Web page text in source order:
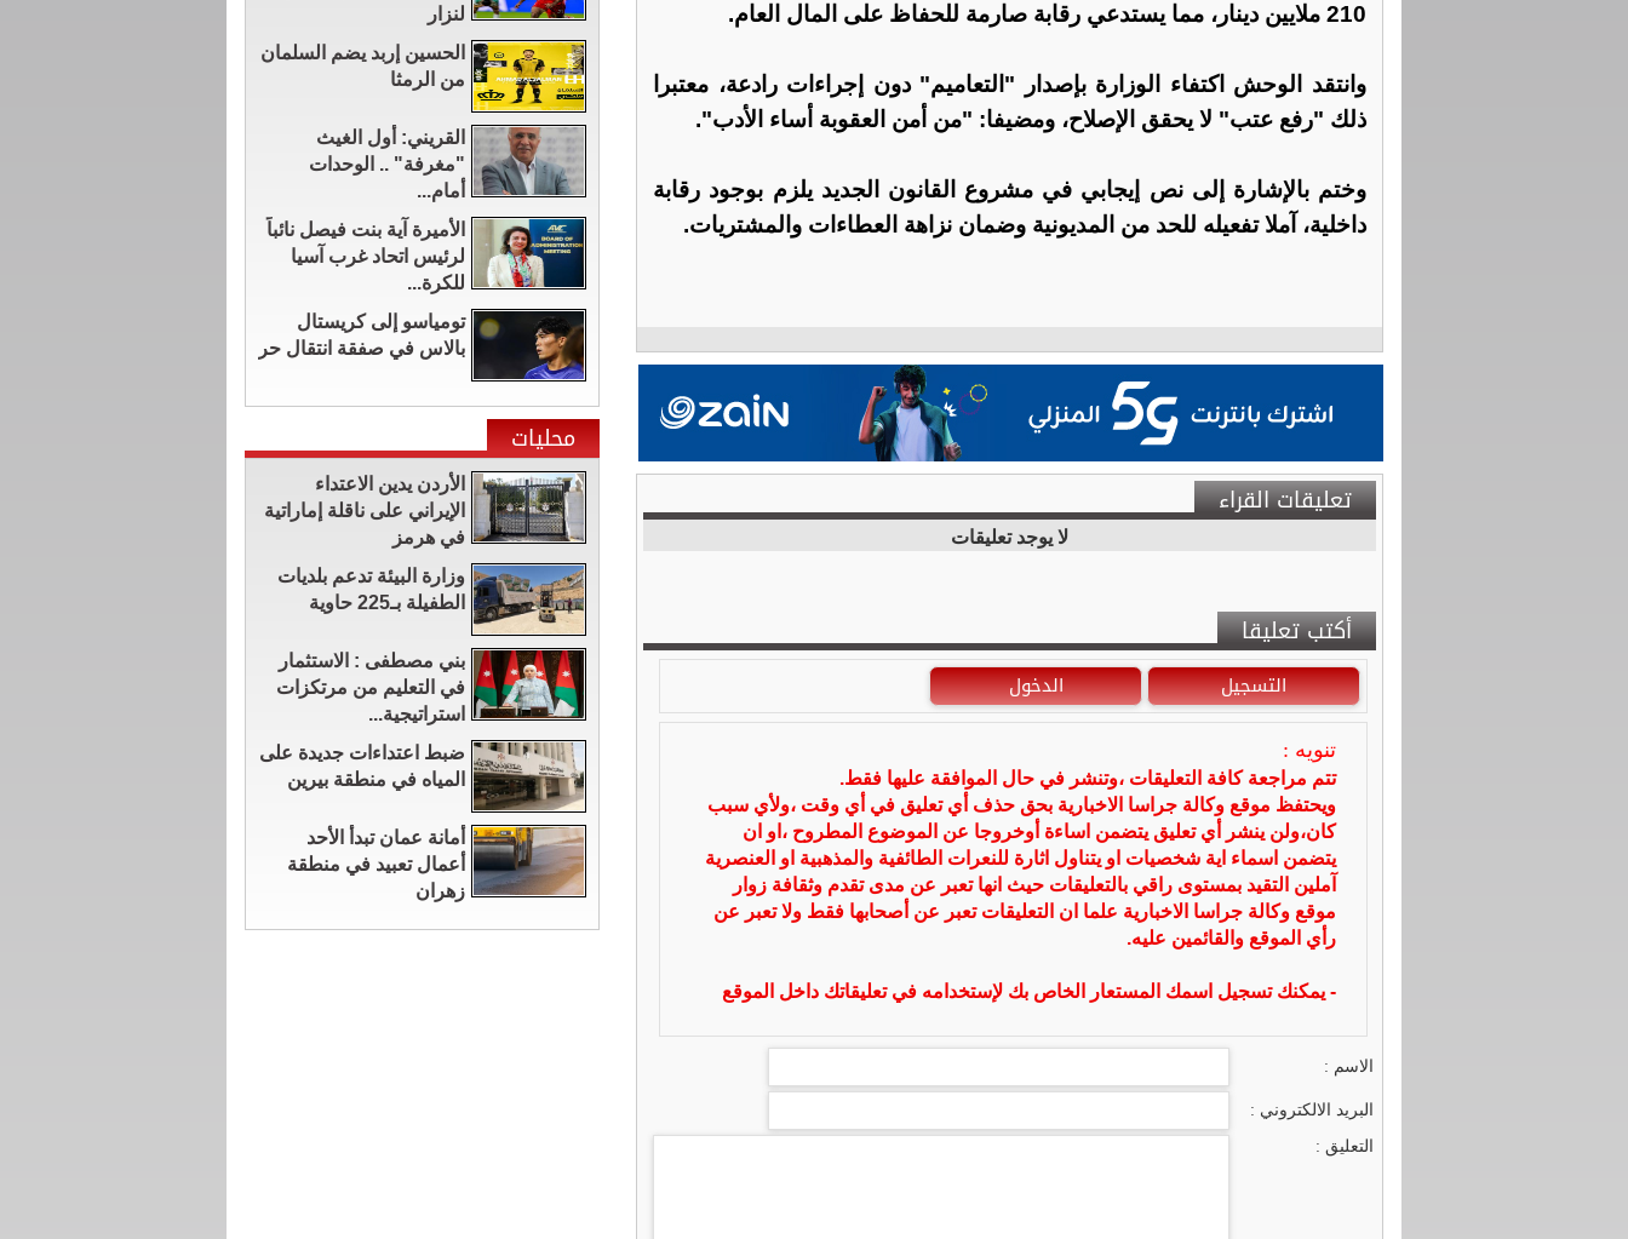
210 ملايين دينار، مما يستدعي رقابة صارمة للحفاظ على المال العام.
وانتقد الوحش اكتفاء الوزارة بإصدار "التعاميم" دون إجراءات رادعة، معتبرا
ذلك "رفع عتب" لا يحقق الإصلاح، ومضيفا: "من أمن العقوبة أساء الأدب".
وختم بالإشارة إلى نص إيجابي في مشروع القانون الجديد يلزم بوجود رقابة
داخلية، آملا تفعيله للحد من المديونية وضمان نزاهة العطاءات والمشتريات.
تعليقات القراء
لا يوجد تعليقات
أكتب تعليقا
التسجيل الدخول
تنويه :
تتم مراجعة كافة التعليقات ،وتنشر في حال الموافقة عليها فقط.
ويحتفظ موقع وكالة جراسا الاخبارية بحق حذف أي تعليق في أي وقت ،ولأي سبب
كان،ولن ينشر أي تعليق يتضمن اساءة أوخروجا عن الموضوع المطروح ،او ان
يتضمن اسماء اية شخصيات او يتناول اثارة للنعرات الطائفية والمذهبية او العنصرية
آملين التقيد بمستوى راقي بالتعليقات حيث انها تعبر عن مدى تقدم وثقافة زوار
موقع وكالة جراسا الاخبارية علما ان التعليقات تعبر عن أصحابها فقط ولا تعبر عن
رأي الموقع والقائمين عليه.
- يمكنك تسجيل اسمك المستعار الخاص بك لإستخدامه في تعليقاتك داخل الموقع
الاسم :
البريد الالكتروني :
التعليق :
لنزار
الحسين إربد يضم السلمان
من الرمثا
القريني: أول الغيث
"مغرفة" .. الوحدات
أمام...
الأميرة آية بنت فيصل نائباً
لرئيس اتحاد غرب آسيا
للكرة...
تومياسو إلى كريستال
بالاس في صفقة انتقال حر
محليات
الأردن يدين الاعتداء
الإيراني على ناقلة إماراتية
في هرمز
وزارة البيئة تدعم بلديات
الطفيلة بـ225 حاوية
بني مصطفى : الاستثمار
في التعليم من مرتكزات
استراتيجية...
ضبط اعتداءات جديدة على
المياه في منطقة بيرين
أمانة عمان تبدأ الأحد
أعمال تعبيد في منطقة
زهران